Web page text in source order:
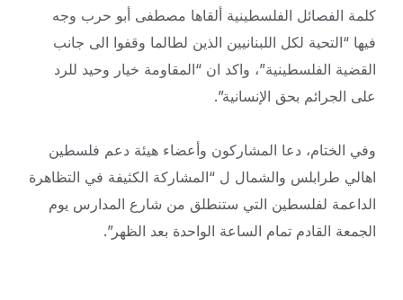
كلمة الفصائل الفلسطينية ألقاها مصطفى أبو حرب وجه
فيها “التحية لكل اللبنانيين الذين لطالما وقفوا الى جانب
القضية الفلسطينية”، واكد ان “المقاومة خيار وحيد للرد
على الجرائم بحق الإنسانية”.
وفي الختام، دعا المشاركون وأعضاء هيئة دعم فلسطين
اهالي طرابلس والشمال ل “المشاركة الكثيفة في التظاهرة
الداعمة لفلسطين التي ستنطلق من شارع المدارس يوم
الجمعة القادم تمام الساعة الواحدة بعد الظهر”.